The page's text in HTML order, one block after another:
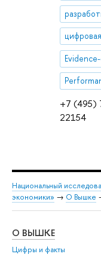
+7 (495)
22154
Национальный
экономики» → О Вышке
О ВЫШКЕ
Цифры и факты